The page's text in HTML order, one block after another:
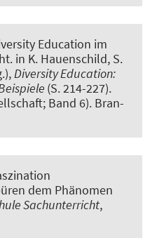
Education im
. in K. Hauenschild, S.
Diversity Education:
(S. 214-227).
Band 6). Bran-
dem Phänomen
Sachunterricht,